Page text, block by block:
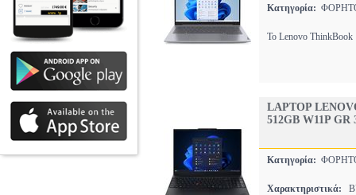
Κατηγορία:
Το Lenovo ThinkBook
LAPTOP
512GB W11P GR
Κατηγορία:
Χαρακτηριστικά: